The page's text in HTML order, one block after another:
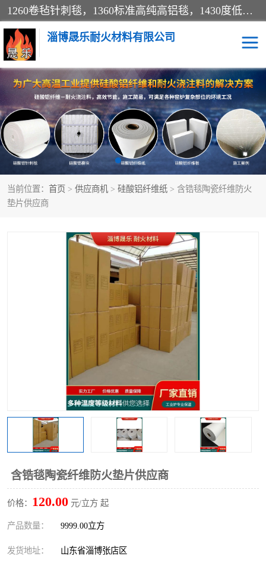
1260卷毡针刺毯，1360标准高纯高铝毯，1430度低锆锆铝含锆毯，普通挡渣棉卷毡，防火纸、挡火板、隔热垫片模块、棉块、折叠块、散棉高温固化剂价格规格密度多少钱图片视频立方平米参数指标
淄博晟乐耐火材料有限公司
当前位置： 首页 > 供应商机 > 硅酸铝纤维纸 > 含锆毯陶瓷纤维防火
垫片供应商
含锆毯陶瓷纤维防火垫片供应商
价格： 120.00 元/立方 起
产品数量： 9999.00立方
发货地址： 山东省淄博张店区
硅酸铝挡渣棉 硅酸铝纤维纸
硅酸铝挡火板 高铝毯
含锆毯 硅酸铝折叠块
硅酸铝散棉 硅酸铝纤维毯
硅酸铝模块
硅酸铝保温棉 硅酸铝板